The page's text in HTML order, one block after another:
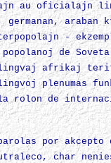
au oficialajn
germanan,
-
de
afrikaj
plenumas
rolon de
por akcepto
char